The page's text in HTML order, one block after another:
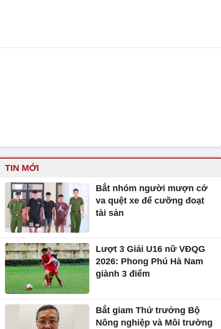
TIN MỚI
Bắt nhóm người mượn cớ
va quệt xe để cưỡng đoạt
tài sản
Lượt 3 Giải U16 nữ VĐQG
2026: Phong Phú Hà Nam
giành 3 điểm
Bắt giam Thứ trưởng Bộ
Nông nghiệp và Môi trường